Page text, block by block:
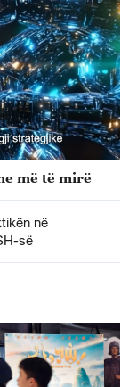
më të mirë
në
së